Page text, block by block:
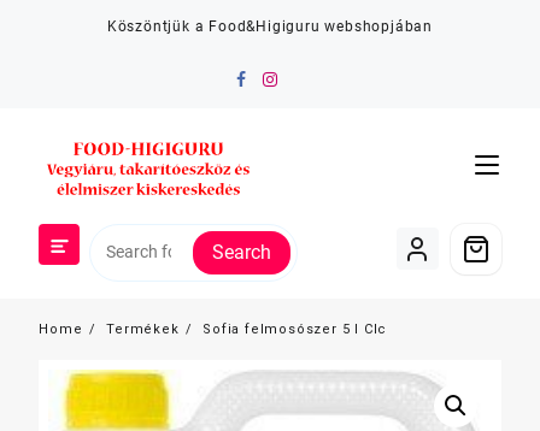
Köszöntjük a Food&Higiguru webshopjában
Search
Home Termékek Sofia felmosószer 5 l Clc